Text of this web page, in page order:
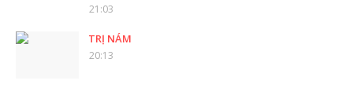
21:03
TRỊ NÁM
20:13